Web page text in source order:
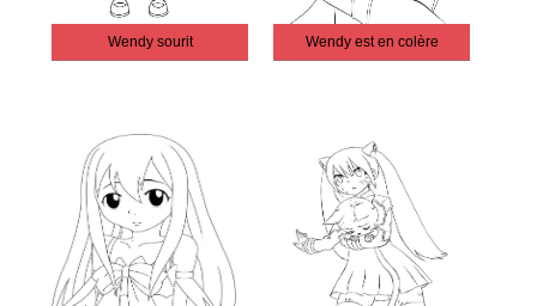
Wendy sourit Wendy est en colère